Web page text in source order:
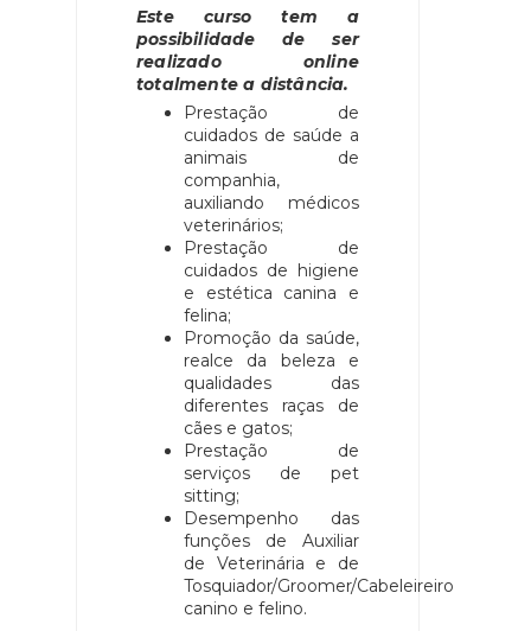
Este curso tem a
possibilidade de ser
realizado online
totalmente a distância.
Prestação de
cuidados de saúde a
animais de
companhia,
auxiliando médicos
veterinários;
Prestação de
cuidados de higiene
e estética canina e
felina;
Promoção da saúde,
realce da beleza e
qualidades das
diferentes raças de
cães e gatos;
Prestação de
serviços de pet
sitting;
Desempenho das
funções de Auxiliar
de Veterinária e de
Tosquiador/Groomer/Cabeleireiro
canino e felino.